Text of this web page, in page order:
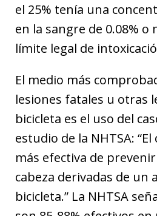
el 25% tenía una
en la sangre de 0.08% o
límite legal de
El medio más
lesiones fatales u otras
bicicleta es el uso del
estudio de la NHTSA:
más efectiva de
cabeza derivadas de un
bicicleta.” La NHTSA